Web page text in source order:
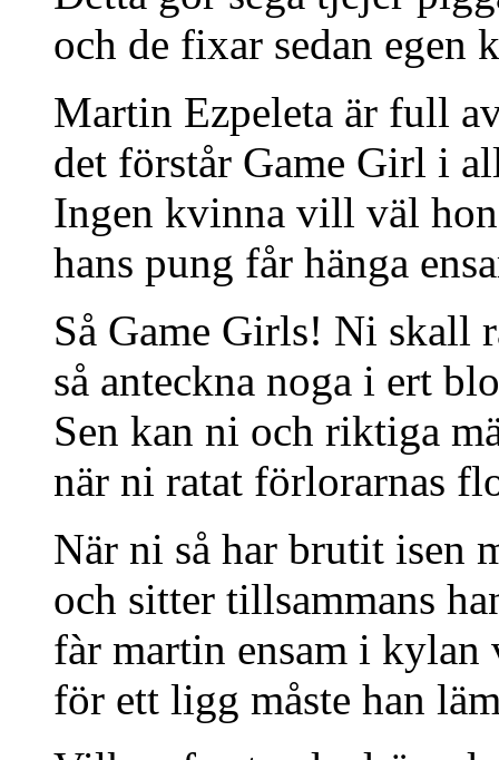
och de fixar sedan egen
Martin Ezpeleta är full
det förstår Game Girl i
Ingen kvinna vill väl
hans pung får hänga
Så Game Girls! Ni skall
så anteckna noga i ert
Sen kan ni och riktiga
när ni ratat förlorarnas
När ni så har brutit isen
och sitter tillsammans
fàr martin ensam i kylan
för ett ligg måste han